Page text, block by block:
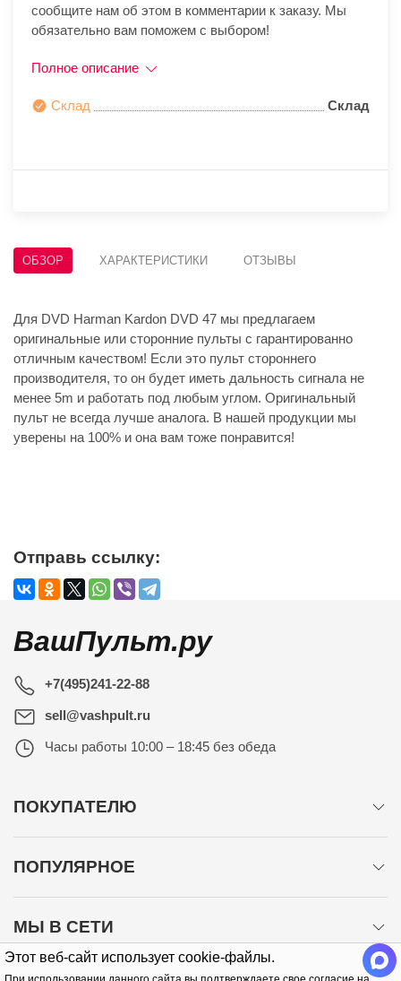
Этот веб-сайт использует cookie-файлы.
сообщите нам об этом в комментарии к заказу. Мы
обязательно вам поможем с выбором!
Полное описание
Склад Склад
ОБЗОР ХАРАКТЕРИСТИКИ ОТЗЫВЫ
Для DVD Harman Kardon DVD 47 мы предлагаем
оригинальные или сторонние пульты с гарантированно
отличным качеством! Если это пульт стороннего
производителя, то он будет иметь дальность сигнала не
менее 5m и работать под любым углом. Оригинальный
пульт не всегда лучше аналога. В нашей продукции мы
уверены на 100% и она вам тоже понравится!
Отправь ссылку:
ВашПульт.ру
+7(495)241-22-88
sell@vashpult.ru
Часы работы 10:00 – 18:45 без обеда
ПОКУПАТЕЛЮ
ПОПУЛЯРНОЕ
МЫ В СЕТИ